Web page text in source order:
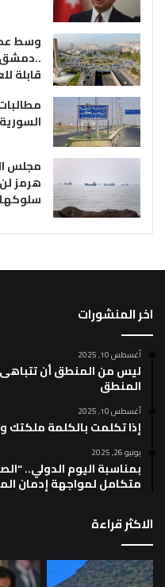
وسط
..دمشق
قابلة
السورية بعد 7
مجلس
هرمز
سلوكها
اخر المنشورات
أغسطس 10, 2025
ليس من المنطق أن تتباهى
المنطق
أغسطس 10, 2025
إذا تكلمت بالكلمة ملكتك
يونيو 26, 2025
بمناسبة اليوم الدولي..
متكامل لمواجهة إدمان
الاكثر قراءة